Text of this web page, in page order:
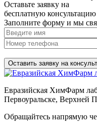
Оставьте заявку на
бесплатную консультацию
Заполните форму и мы
Евразийская ХимФарм
Первоуральске, Верхней
Обращайтесь напрямую